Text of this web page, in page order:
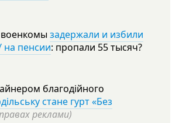
задержали и избили
на пенсии: пропали 55тысяч?
благодійного
стане гурт «Без
реклами)